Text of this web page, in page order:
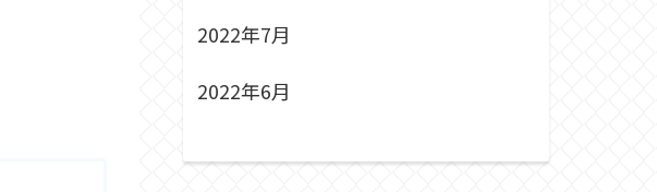
2022年7月
2022年6月